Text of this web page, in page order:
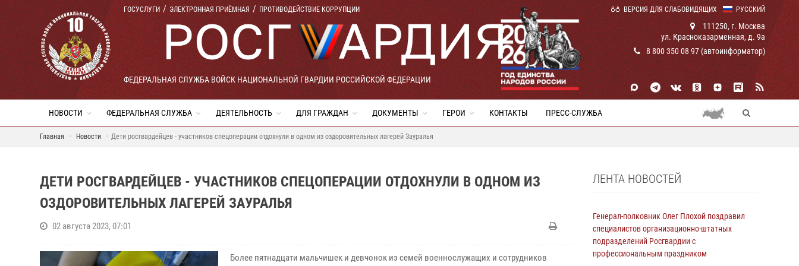
РУССКИЙ
ГОСУСЛУГИ ЭЛЕКТРОННАЯ ПРИЁМНАЯ ПРОТИВОДЕЙСТВИЕ КОРРУПЦИИ ВЕРСИЯ ДЛЯ СЛАБОВИДЯЩИХ
ФЕДЕРАЛЬНАЯ СЛУЖБА ВОЙСК НАЦИОНАЛЬНОЙ ГВАРДИИ РОССИЙСКОЙ ФЕДЕРАЦИИ
111250, г. Москва
ул. Красноказарменная, д. 9а
8 800 350 08 97 (автоинформатор)
НОВОСТИ ФЕДЕРАЛЬНАЯ СЛУЖБА ДЕЯТЕЛЬНОСТЬ ДЛЯ ГРАЖДАН ДОКУМЕНТЫ ГЕРОИ КОНТАКТЫ ПРЕСС-СЛУЖБА
Главная Новости Дети росгвардейцев - участников спецоперации отдохнули в одном из оздоровительных лагерей Зауралья
ДЕТИ РОСГВАРДЕЙЦЕВ - УЧАСТНИКОВ СПЕЦОПЕРАЦИИ ОТДОХНУЛИ В ОДНОМ ИЗ
ОЗДОРОВИТЕЛЬНЫХ ЛАГЕРЕЙ ЗАУРАЛЬЯ
02 августа 2023, 07:01
Более пятнадцати мальчишек и девчонок из семей военнослужащих и сотрудников
ЛЕНТА НОВОСТЕЙ
Генерал-полковник Олег Плохой поздравил
специалистов организационно-штатных
подразделений Росгвардии с
профессиональным праздником